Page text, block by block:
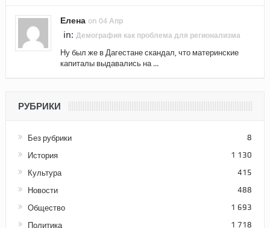
Елена on 04 Апр
in: Демография как проблема для регионализма
Ну был же в Дагестане скандал, что материнские
капиталы выдавались на ...
РУБРИКИ
Без рубрики 8
История 1 130
Культура 415
Новости 488
Общество 1 693
Политика 1 718